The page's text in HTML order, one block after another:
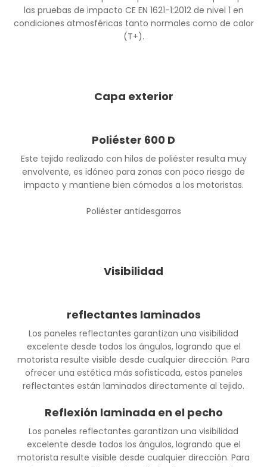
las pruebas de impacto CE EN 1621-1:2012 de nivel 1 en
condiciones atmosféricas tanto normales como de calor
(T+).
Capa exterior
Poliéster 600 D
Este tejido realizado con hilos de poliéster resulta muy
envolvente, es idóneo para zonas con poco riesgo de
impacto y mantiene bien cómodos a los motoristas.
Poliéster antidesgarros
Visibilidad
reflectantes laminados
Los paneles reflectantes garantizan una visibilidad
excelente desde todos los ángulos, logrando que el
motorista resulte visible desde cualquier dirección. Para
ofrecer una estética más sofisticada, estos paneles
reflectantes están laminados directamente al tejido.
Reflexión laminada en el pecho
Los paneles reflectantes garantizan una visibilidad
excelente desde todos los ángulos, logrando que el
motorista resulte visible desde cualquier dirección. Para